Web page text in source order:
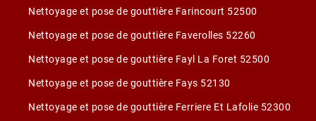
Nettoyage et pose de gouttière Farincourt 52500
Nettoyage et pose de gouttière Faverolles 52260
Nettoyage et pose de gouttière Fayl La Foret 52500
Nettoyage et pose de gouttière Fays 52130
Nettoyage et pose de gouttière Ferriere Et Lafolie 52300